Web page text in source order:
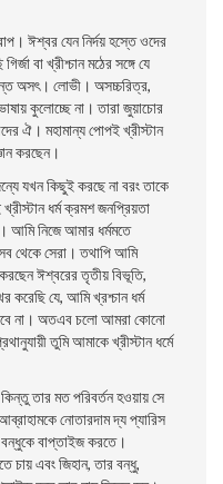
ঈশ্বর যেন নির্দয় হস্তে ওদের
বা খ্রীশ্চান মঠের সঙ্গে যে
অসৎ। লােভী। অসচ্চরিত্র,
কুলােচ্ছে না। তারা জুয়াচোর
ঐ। মহামান্য পােপই খ্রীস্টান
করছেন।
যখন কিছুই করছে না বরং তাকে
ধর্ম ক্রমশ জনপ্রিয়তা
আমি নিজে আমার ধর্মমতে
থেকে সেরা। তথাপি আমি
করছেন ঈশ্বরের তৃতীয় বিভূতি,
করেছি যে, আমি খ্রশ্চান ধর্ম
না। অতএব চলাে আমরা কোনাে
তুমি আমাকে খ্রীস্টান ধর্মে
কিন্তু তার মত পরিবর্তন হওয়ায় সে
নােতারদাম দ্য প্যারিস
বন্ধুকে বাপ্তাইজ করতে।
চায় এবং জিহান, তার বন্ধু,